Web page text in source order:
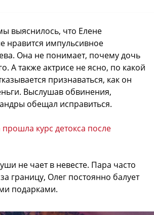
выяснилось, что Елене
нравится импульсивное
Она не понимает, почему дочь
А также актрисе не ясно, по какой
признаваться, как он
Выслушав обвинения,
обещал исправиться.
курс детокса после
не чает в невесте. Пара часто
границу, Олег постоянно балует
подарками.